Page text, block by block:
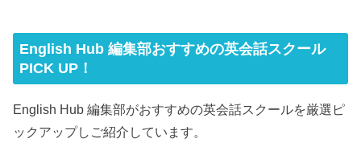
English Hub 編集部おすすめの英会話スクール
PICK UP！
English Hub 編集部がおすすめの英会話スクールを厳選ピ
ックアップしご紹介しています。